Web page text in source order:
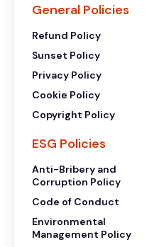
General Policies
Refund Policy
Sunset Policy
Privacy Policy
Cookie Policy
Copyright Policy
ESG Policies
Anti-Bribery and
Corruption Policy
Code of Conduct
Environmental
Management Policy